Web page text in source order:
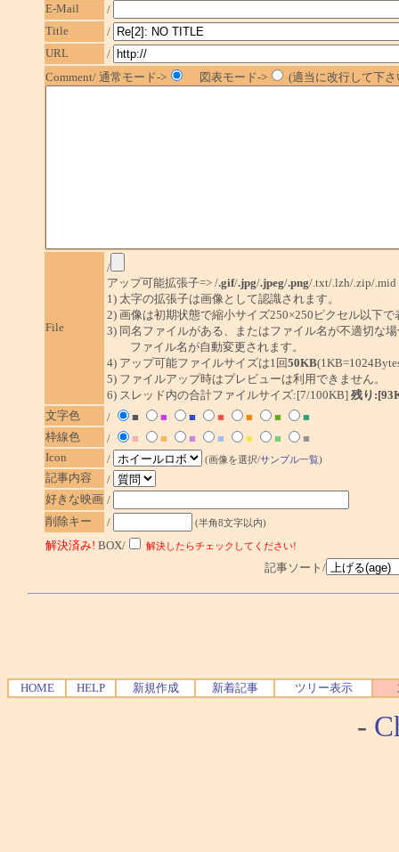
E-Mail
/
Title
/
URL
/
Comment/ 通常モード->
図表モード-> (適当に改行して下
File
/
アップ可能拡張子=> /.gif/.jpg/.jpeg/.png/.txt/.lzh/.zip/.mid
1) 太字の拡張子は画像として認識されます。
2) 画像は初期状態で縮小サイズ250×250ピクセル以下で
3) 同名ファイルがある、またはファイル名が不適切な
ファイル名が自動変更されます。
4) アップ可能ファイルサイズは1回50KB
5) ファイルアップ時はプレビューは利用できません。
6) スレッド内の合計ファイルサイズ:[7/100KB] 残り
文字色
/ ■ ■ ■ ■ ■ ■
■
枠線色
/ ■ ■ ■ ■ ■ ■
■
Icon
/ (画像を選択/サンプル一覧)
記事内容
/
好きな映画 /
削除キー
/ (半角8文字以内)
解決済み! BOX/ 解決したらチェックしてください!
記事ソート/
HOME HELP 新規作成 新着記事 ツリー表示
-